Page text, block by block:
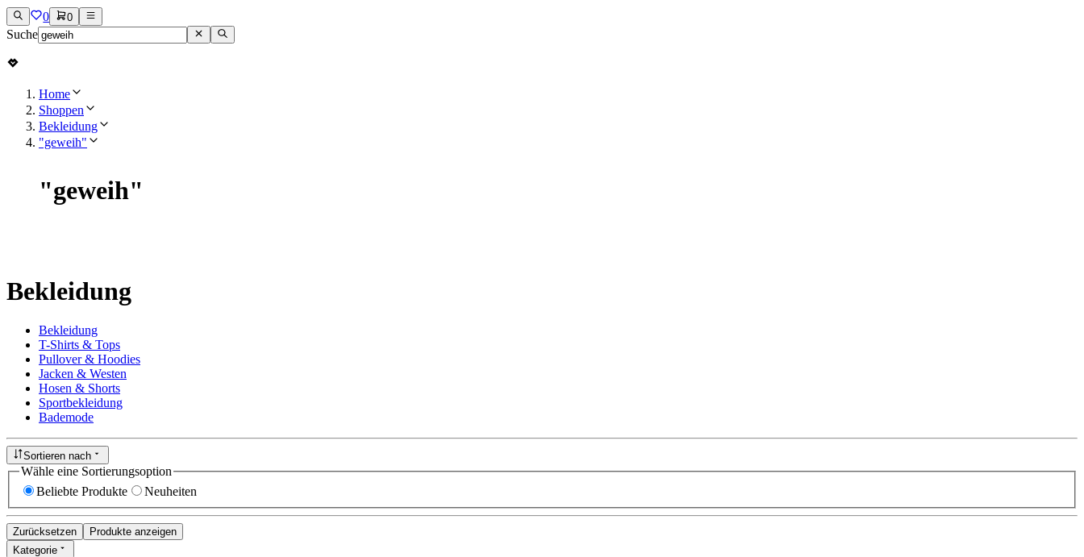
0 0
Suche
Home
Shoppen
Bekleidung
"geweih"
"geweih"
Bekleidung
Bekleidung
T-Shirts & Tops
Pullover & Hoodies
Jacken & Westen
Hosen & Shorts
Sportbekleidung
Bademode
Sortieren nach
Wähle eine Sortierungsoption
Beliebte Produkte
Neuheiten
Zurücksetzen
Produkte anzeigen
Kategorie